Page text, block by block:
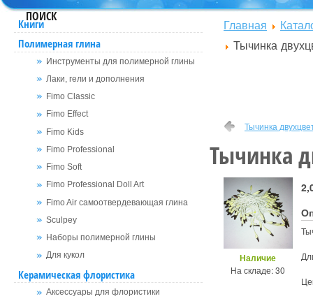
ПОИСК
Книги
Полимерная глина
Инструменты для полимерной глины
Лаки, гели и дополнения
Fimo Classic
Fimo Effect
Fimo Kids
Fimo Professional
Fimo Soft
Fimo Professional Doll Art
Fimo Air самоотвердевающая глина
Sculpey
Наборы полимерной глины
Для кукол
Керамическая флористика
Аксессуары для флористики
Главная
Тычинка
Тычинка
Тычинка
Наличие
На складе: 30